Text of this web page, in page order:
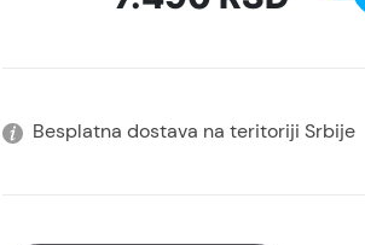
Besplatna dostava na teritoriji Srbije